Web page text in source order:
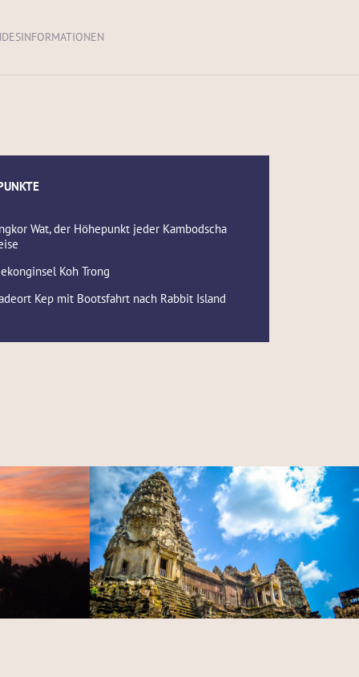
Wat, der Höhepunkt jeder Kambodscha
Koh Trong
Kep mit Bootsfahrt nach Rabbit Island